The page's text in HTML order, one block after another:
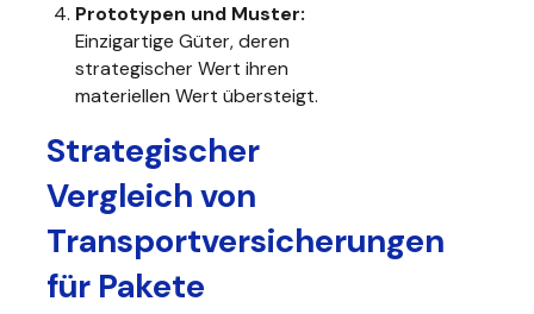
Prototypen und Muster:
Einzigartige Güter, deren
strategischer Wert ihren
materiellen Wert übersteigt.
Strategischer
Vergleich von
Transportversicherungen
für Pakete